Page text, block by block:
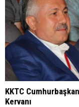
KKTC
Kervanı